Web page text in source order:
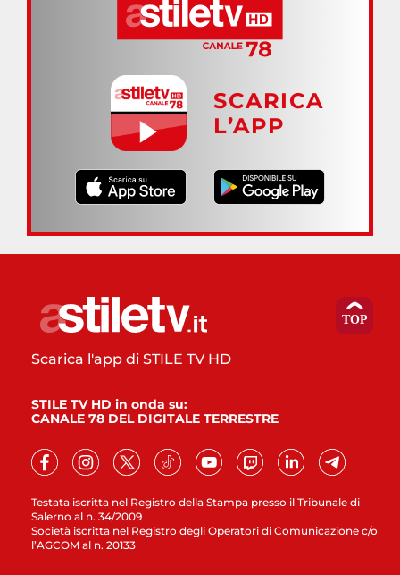
SCARICA
L’APP
Testata iscritta nel Registro della Stampa presso il Tribunale di
Salerno al n. 34/2009
Società iscritta nel Registro degli Operatori di Comunicazione c/o
l’AGCOM al n. 20133
Scarica l'app di STILE TV HD
STILE TV HD in onda su:
CANALE 78 DEL DIGITALE TERRESTRE